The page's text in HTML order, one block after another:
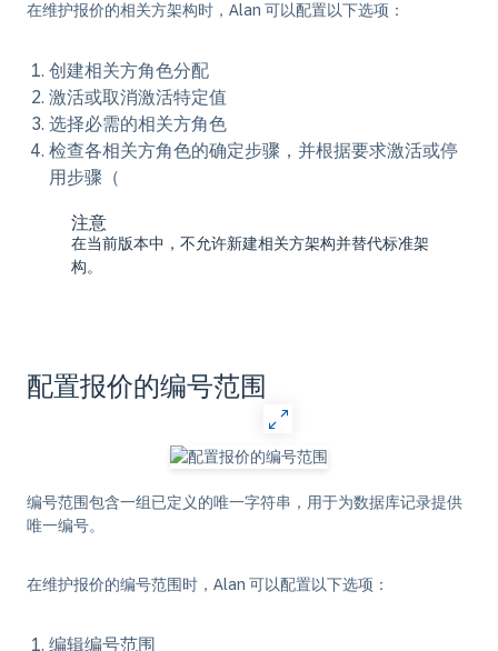
在维护报价的相关方架构时，Alan 可以配置以下选项：
创建相关方角色分配
激活或取消激活特定值
选择必需的相关方角色
检查各相关方角色的确定步骤，并根据要求激活或停
用步骤（
注意
在当前版本中，不允许新建相关方架构并替代标准架
构。
配置报价的编号范围
编号范围包含一组已定义的唯一字符串，用于为数据库记录提供
唯一编号。
在维护报价的编号范围时，Alan 可以配置以下选项：
编辑编号范围